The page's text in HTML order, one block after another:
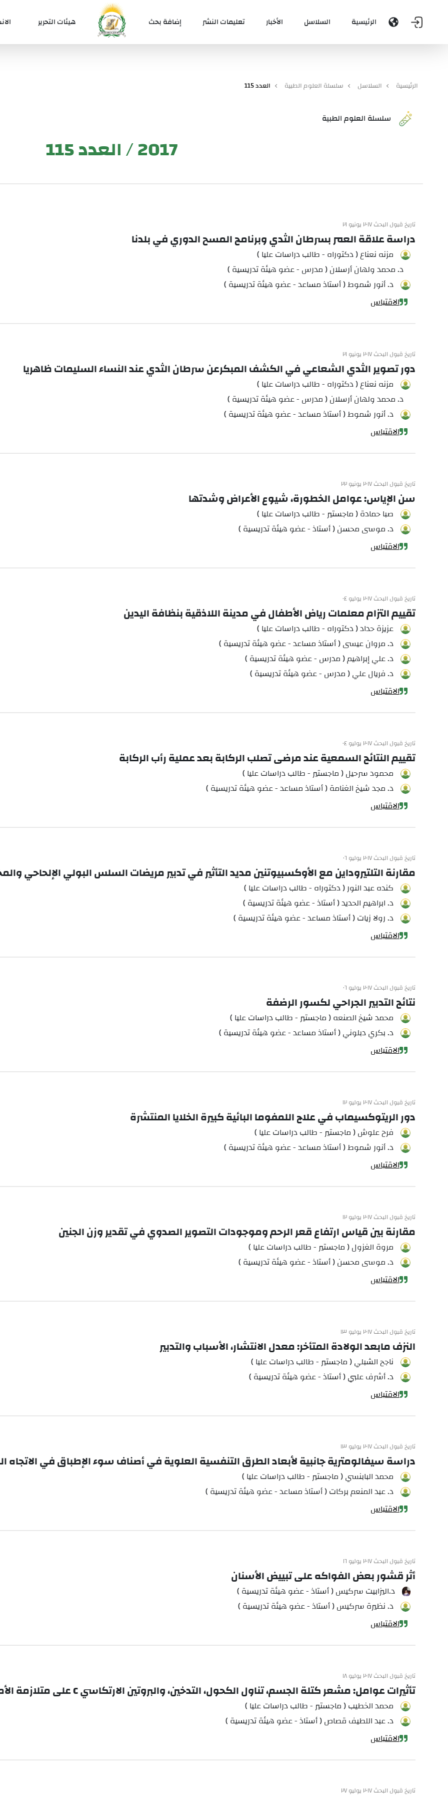
الرئيسية السلاسل الأخبار تعليمات النشر إضافة بحث هيئات التحرير
الرئيسية السلاسل سلسلة العلوم الطبية العدد 115
سلسلة العلوم الطبية
2017 / العدد 115
تاريخ قبول البحث ٢٠١٧ يونيو ٢١
دراسة علاقة العمر بسرطان الثدي وبرنامج المسح الدوري في بلدنا
مزنه نعناع ( دكتوراه - طالب دراسات عليا )
د. محمد ولهان أرسلان ( مدرس - عضو هيئة تدريسية )
د. أنور شموط ( أستاذ مساعد - عضو هيئة تدريسية )
الاقتباس
تاريخ قبول البحث ٢٠١٧ يونيو ٢١
دور تصوير الثدي الشعاعي في الكشف المبكرعن سرطان الثدي عند النساء السليمات ظاهريا
مزنه نعناع ( دكتوراه - طالب دراسات عليا )
د. محمد ولهان أرسلان ( مدرس - عضو هيئة تدريسية )
د. أنور شموط ( أستاذ مساعد - عضو هيئة تدريسية )
الاقتباس
تاريخ قبول البحث ٢٠١٧ يونيو ٢٢
سن الإياس: عوامل الخطورة، شيوع الأعراض وشدتها
صبا حمادة ( ماجستير - طالب دراسات عليا )
د. موسى محسن ( أستاذ - عضو هيئة تدريسية )
الاقتباس
تاريخ قبول البحث ٢٠١٧ يوليو ٠٤
تقييم التزام معلمات رياض الأطفال في مدينة اللاذقية بنظافة اليدين
عزيزة حداد ( دكتوراه - طالب دراسات عليا )
د. مروان عيسى ( أستاذ مساعد - عضو هيئة تدريسية )
د. علي إبراهيم ( مدرس - عضو هيئة تدريسية )
د. فريال علي ( مدرس - عضو هيئة تدريسية )
الاقتباس
تاريخ قبول البحث ٢٠١٧ يوليو ٠٤
تقييم النتائج السمعية عند مرضى تصلب الركابة بعد عملية رأب الركابة
محمود سرحيل ( ماجستير - طالب دراسات عليا )
د. مجد شيخ الغنامة ( أستاذ مساعد - عضو هيئة تدريسية )
الاقتباس
تاريخ قبول البحث ٢٠١٧ يوليو ٠٦
مقارنة التلتيروداين مع الأوكسبيوتنين مديد التأثير في تدبير مريضات السلس البولي الإلحاحي
كنده عبد النور ( دكتوراه - طالب دراسات عليا )
د. ابراهيم الحديد ( أستاذ - عضو هيئة تدريسية )
د. رولا زيات ( أستاذ مساعد - عضو هيئة تدريسية )
الاقتباس
تاريخ قبول البحث ٢٠١٧ يوليو ٠٦
نتائج التدبير الجراحي لكسور الرضفة
محمد شيخ الصنعه ( ماجستير - طالب دراسات عليا )
د. بكري دبلوني ( أستاذ مساعد - عضو هيئة تدريسية )
الاقتباس
تاريخ قبول البحث ٢٠١٧ يوليو ١٢
دور الريتوكسيماب في علاج اللمفوما البائية كبيرة الخلايا المنتشرة
فرح علوش ( ماجستير - طالب دراسات عليا )
د. أنور شموط ( أستاذ مساعد - عضو هيئة تدريسية )
الاقتباس
تاريخ قبول البحث ٢٠١٧ يوليو ١٢
مقارنة بين قياس ارتفاع قعر الرحم وموجودات التصوير الصدوي في تقدير وزن الجنين
مروة الغزول ( ماجستير - طالب دراسات عليا )
د. موسى محسن ( أستاذ - عضو هيئة تدريسية )
الاقتباس
تاريخ قبول البحث ٢٠١٧ يوليو ١٣
النزف مابعد الولادة المتأخر: معدل الانتشار، الأسباب والتدبير
ناجح الشبلي ( ماجستير - طالب دراسات عليا )
د. أشرف علبي ( أستاذ - عضو هيئة تدريسية )
الاقتباس
تاريخ قبول البحث ٢٠١٧ يوليو ١٣
دراسة سيفالومترية جانبية لأبعاد الطرق التنفسية العلوية في أصناف سوء الإطباق في
محمد البابنسي ( ماجستير - طالب دراسات عليا )
د. عبد المنعم بركات ( أستاذ مساعد - عضو هيئة تدريسية )
الاقتباس
تاريخ قبول البحث ٢٠١٧ يوليو ١٦
أثر قشور بعض الفواكه على تبييض الأسنان
د.اليزابيت سركيس ( أستاذ - عضو هيئة تدريسية )
د. نظيرة سركيس ( أستاذ - عضو هيئة تدريسية )
الاقتباس
تاريخ قبول البحث ٢٠١٧ يوليو ١٨
تأثيرات عوامل: مشعر كتلة الجسم، تناول الكحول، التدخين، والبروتين الارتكاسي C على متلازمة الأمعاء الهيوجة
محمد الخطيب ( ماجستير - طالب دراسات عليا )
د. عبد اللطيف قصاص ( أستاذ - عضو هيئة تدريسية )
الاقتباس
تاريخ قبول البحث ٢٠١٧ يوليو ٢٧